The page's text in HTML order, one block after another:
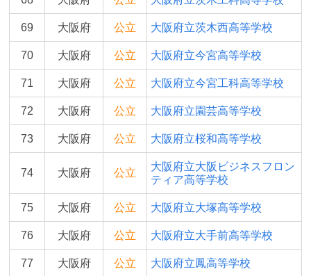
69 大阪府 公立 大阪府立茨木西高等学校
70 大阪府 公立 大阪府立今宮高等学校
71 大阪府 公立 大阪府立今宮工科高等学校
72 大阪府 公立 大阪府立園芸高等学校
73 大阪府 公立 大阪府立桜和高等学校
74 大阪府 公立
大阪府立大阪ビジネスフロン
ティア高等学校
75 大阪府 公立 大阪府立大塚高等学校
76 大阪府 公立 大阪府立大手前高等学校
77 大阪府 公立 大阪府立鳳高等学校